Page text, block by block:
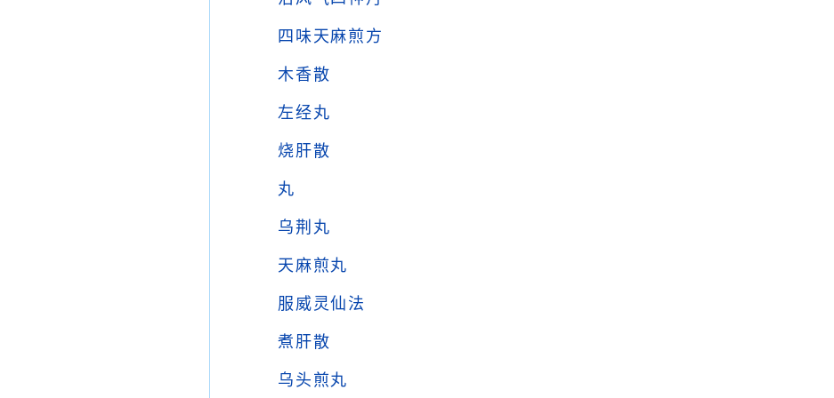
四味天麻煎方
木香散
左经丸
烧肝散
丸
乌荆丸
天麻煎丸
服威灵仙法
煮肝散
乌头煎丸